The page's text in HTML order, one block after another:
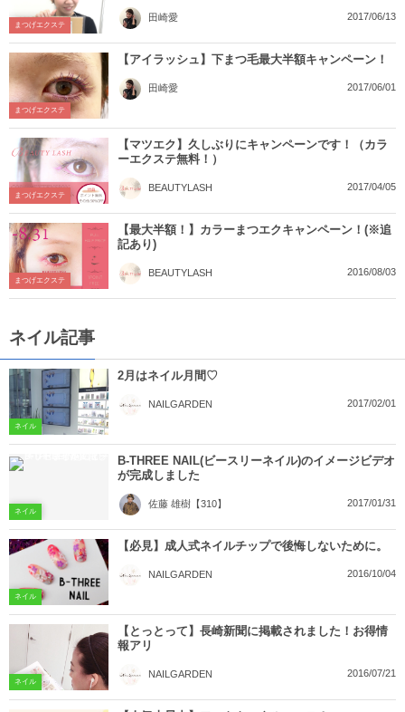
まつげエクステ
田崎愛 2017/06/13
まつげエクステ
【アイラッシュ】下まつ毛最大半額キャンペーン！
田崎愛 2017/06/01
まつげエクステ
【マツエク】久しぶりにキャンペーンです！（カラ
ーエクステ無料！）
BEAUTYLASH 2017/04/05
まつげエクステ
【最大半額！】カラーまつエクキャンペーン！(※追
記あり)
BEAUTYLASH 2016/08/03
ネイル記事
ネイル
2月はネイル月間♡
NAILGARDEN 2017/02/01
ネイル
B-THREE NAIL(ビースリーネイル)のイメージビデオ
が完成しました
佐藤 雄樹【310】 2017/01/31
ネイル
【必見】成人式ネイルチップで後悔しないために。
NAILGARDEN 2016/10/04
ネイル
【とっとって】長崎新聞に掲載されました！お得情
報アリ
NAILGARDEN 2016/07/21